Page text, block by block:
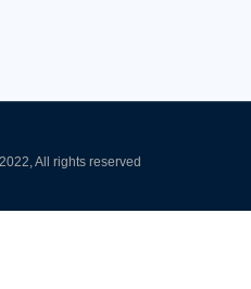
All rights reserved